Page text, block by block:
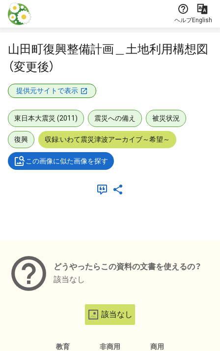
本文に飛ぶ
ヘルプEnglish
山田町復興整備計画＿土地利用構想図
（変更後）
提供元サイトで表示
東日本大震災 (2011) 震災への備え 被災状況
復興 収録:いわて震災津波アーカイブ～希望～
この画像に似た画像を探す
どうやったらこの資料の文書を使えるの？
該当なし
該当なし
教育 非商用 商用